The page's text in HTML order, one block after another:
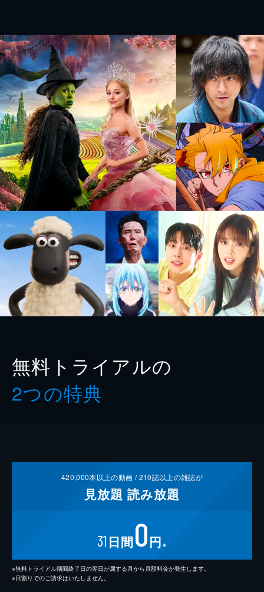
無料トライアルの
2つの特典
420,000本以上の動画 /210誌以上の雑誌が
見放題 読み放題
31 日間0円 ※
※無料トライアル期間終了日の翌日が属する月から月額料金が発生します。
※日割りでのご請求はいたしません。